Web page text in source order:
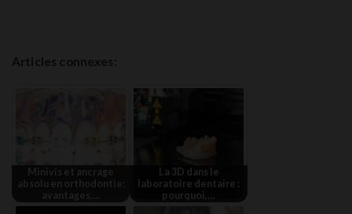
Articles connexes:
Minivis et ancrage
absolu en orthodontie:
avantages,…
La 3D dans le
laboratoire dentaire :
pourquoi,…